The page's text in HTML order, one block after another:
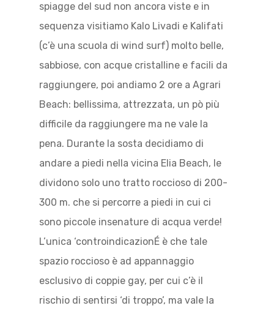
spiagge del sud non ancora viste e in
sequenza visitiamo Kalo Livadi e Kalifati
(c’è una scuola di wind surf) molto belle,
sabbiose, con acque cristalline e facili da
raggiungere, poi andiamo 2 ore a Agrari
Beach: bellissima, attrezzata, un pò più
difficile da raggiungere ma ne vale la
pena. Durante la sosta decidiamo di
andare a piedi nella vicina Elia Beach, le
dividono solo uno tratto roccioso di 200-
300 m. che si percorre a piedi in cui ci
sono piccole insenature di acqua verde!
L’unica ‘controindicazionÉ è che tale
spazio roccioso è ad appannaggio
esclusivo di coppie gay, per cui c’è il
rischio di sentirsi ‘di troppo’, ma vale la